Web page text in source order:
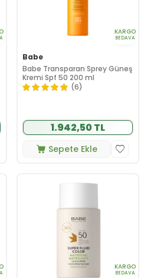
KARGO
BEDAVA
Babe
Babe Transparan Sprey Güneş
Kremi Spf 50 200 ml
(6)
1.942,50 TL
Sepete Ekle
KARGO
BEDAVA